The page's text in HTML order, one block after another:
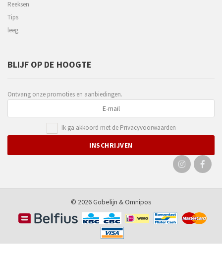
Reeksen
Tips
leeg
BLIJF OP DE HOOGTE
Ontvang onze promoties en aanbiedingen.
Ik ga akkoord met de Privacyvoorwaarden
© 2026 Gobelijn &Omnipos